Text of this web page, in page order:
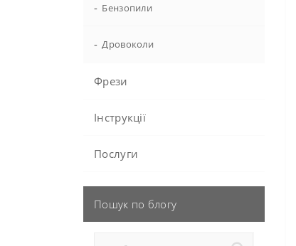
- Бензопили
- Дровоколи
Фрези
Інструкції
Послуги
Пошук по блогу